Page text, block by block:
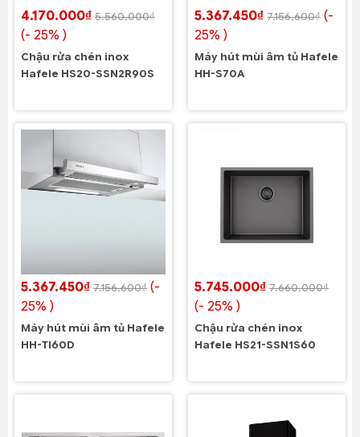
4.170.000₫ 5.560.000₫
(- 25% )
Chậu rửa chén inox
Hafele HS20-SSN2R90S
5.367.450₫ 7.156.600₫ (-
25% )
Máy hút mùi âm tủ Hafele
HH-S70A
5.367.450₫ 7.156.600₫ (-
25% )
Máy hút mùi âm tủ Hafele
HH-TI60D
5.745.000₫ 7.660.000₫
(- 25% )
Chậu rửa chén inox
Hafele HS21-SSN1S60